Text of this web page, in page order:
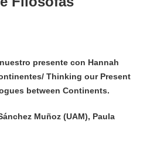
presente con Hannah
Thinking our Present
between Continents.
Muñoz (UAM), Paula